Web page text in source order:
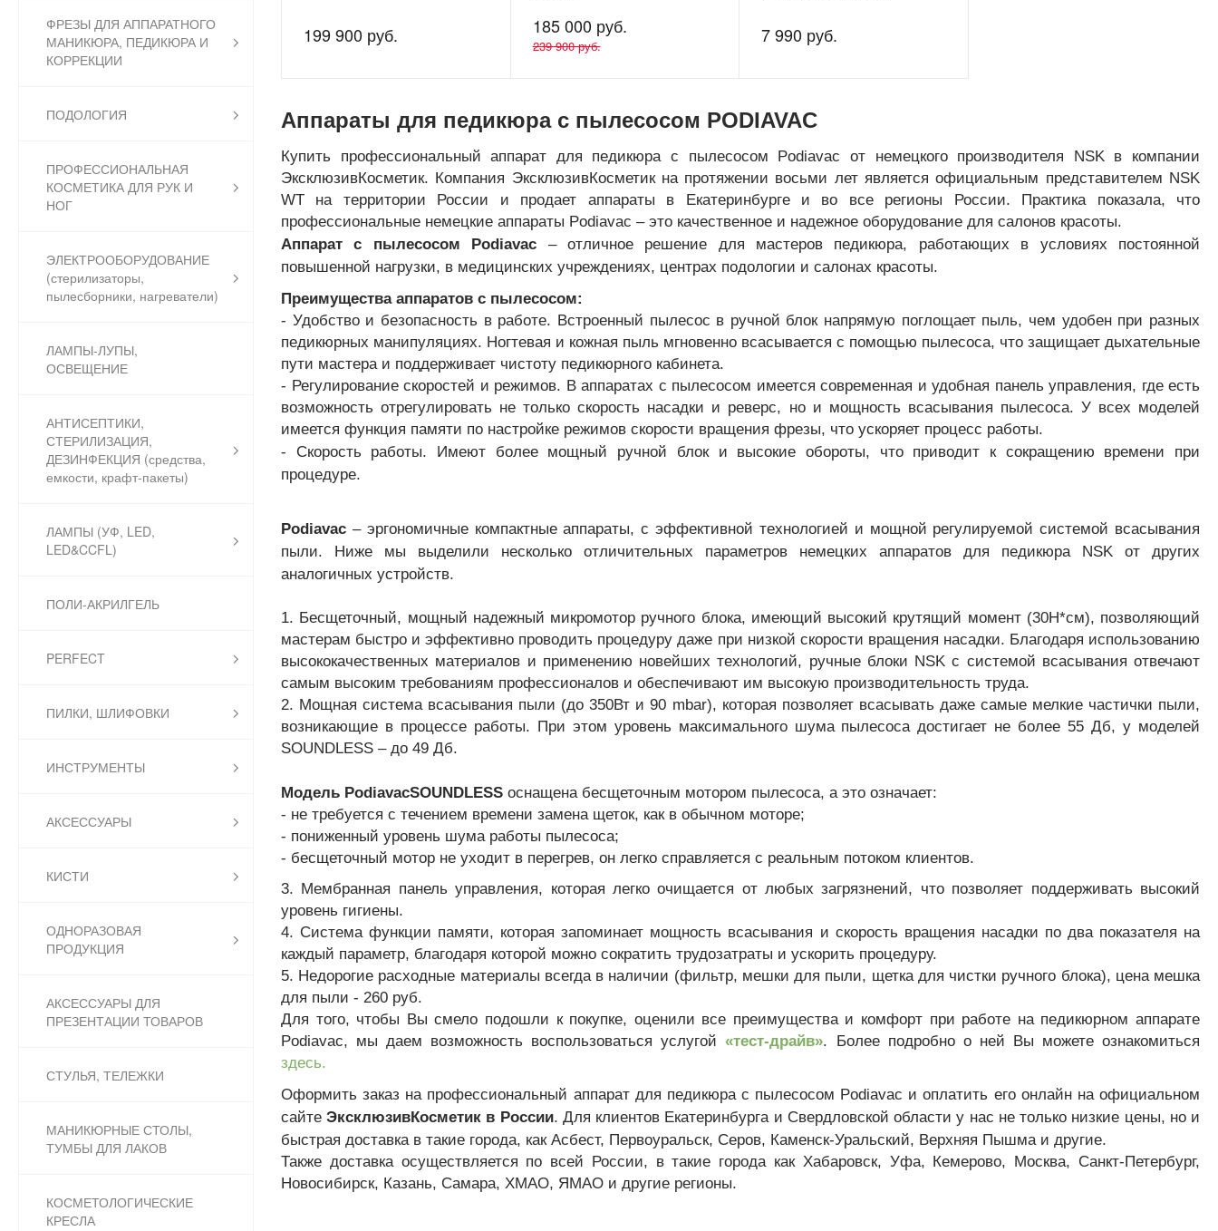
ФРЕЗЫ ДЛЯ АППАРАТНОГО
МАНИКЮРА, ПЕДИКЮРА И
КОРРЕКЦИИ
ПОДОЛОГИЯ
ПРОФЕССИОНАЛЬНАЯ
КОСМЕТИКА ДЛЯ РУК И
НОГ
ЭЛЕКТРООБОРУДОВАНИЕ
(стерилизаторы,
пылесборники, нагреватели)
ЛАМПЫ-ЛУПЫ,
ОСВЕЩЕНИЕ
АНТИСЕПТИКИ,
СТЕРИЛИЗАЦИЯ,
ДЕЗИНФЕКЦИЯ (средства,
емкости, крафт-пакеты)
ЛАМПЫ (УФ, LED,
LED&CCFL)
ПОЛИ-АКРИЛГЕЛЬ
PERFECT
ПИЛКИ, ШЛИФОВКИ
ИНСТРУМЕНТЫ
АКСЕССУАРЫ
КИСТИ
ОДНОРАЗОВАЯ
ПРОДУКЦИЯ
АКСЕССУАРЫ ДЛЯ
ПРЕЗЕНТАЦИИ ТОВАРОВ
СТУЛЬЯ, ТЕЛЕЖКИ
МАНИКЮРНЫЕ СТОЛЫ,
ТУМБЫ ДЛЯ ЛАКОВ
КОСМЕТОЛОГИЧЕСКИЕ
КРЕСЛА
199 900 руб. 185 000 руб.
239 900 руб.
MasterCombi / FlayBox /
7 990 руб.
Аппараты для педикюра с пылесосом PODIAVAC
Купить профессиональный аппарат для педикюра с пылесосом Podiavac от немецкого производителя NSK в компании
ЭксклюзивКосметик. Компания ЭксклюзивКосметик на протяжении восьми лет является официальным представителем NSK
WT на территории России и продает аппараты в Екатеринбурге и во все регионы России. Практика показала, что
профессиональные немецкие аппараты Podiavac – это качественное и надежное оборудование для салонов красоты.
Аппарат с пылесосом Podiavac – отличное решение для мастеров педикюра, работающих в условиях постоянной
повышенной нагрузки, в медицинских учреждениях, центрах подологии и салонах красоты.
Преимущества аппаратов с пылесосом:
- Удобство и безопасность в работе. Встроенный пылесос в ручной блок напрямую поглощает пыль, чем удобен при разных
педикюрных манипуляциях. Ногтевая и кожная пыль мгновенно всасывается с помощью пылесоса, что защищает дыхательные
пути мастера и поддерживает чистоту педикюрного кабинета.
- Регулирование скоростей и режимов. В аппаратах с пылесосом имеется современная и удобная панель управления, где есть
возможность отрегулировать не только скорость насадки и реверс, но и мощность всасывания пылесоса. У всех моделей
имеется функция памяти по настройке режимов скорости вращения фрезы, что ускоряет процесс работы.
- Скорость работы. Имеют более мощный ручной блок и высокие обороты, что приводит к сокращению времени при
процедуре.
Podiavac – эргономичные компактные аппараты, с эффективной технологией и мощной регулируемой системой всасывания
пыли. Ниже мы выделили несколько отличительных параметров немецких аппаратов для педикюра NSK от других
аналогичных устройств.
1. Бесщеточный, мощный надежный микромотор ручного блока, имеющий высокий крутящий момент (30H*см), позволяющий
мастерам быстро и эффективно проводить процедуру даже при низкой скорости вращения насадки. Благодаря использованию
высококачественных материалов и применению новейших технологий, ручные блоки NSK с системой всасывания отвечают
самым высоким требованиям профессионалов и обеспечивают им высокую производительность труда.
2. Мощная система всасывания пыли (до 350Вт и 90 mbar), которая позволяет всасывать даже самые мелкие частички пыли,
возникающие в процессе работы. При этом уровень максимального шума пылесоса достигает не более 55 Дб, у моделей
SOUNDLESS – до 49 Дб.
Модель PodiavacSOUNDLESS оснащена бесщеточным мотором пылесоса, а это означает:
- не требуется с течением времени замена щеток, как в обычном моторе;
- пониженный уровень шума работы пылесоса;
- бесщеточный мотор не уходит в перегрев, он легко справляется с реальным потоком клиентов.
3. Мембранная панель управления, которая легко очищается от любых загрязнений, что позволяет поддерживать высокий
уровень гигиены.
4. Система функции памяти, которая запоминает мощность всасывания и скорость вращения насадки по два показателя на
каждый параметр, благодаря которой можно сократить трудозатраты и ускорить процедуру.
5. Недорогие расходные материалы всегда в наличии (фильтр, мешки для пыли, щетка для чистки ручного блока), цена мешка
для пыли - 260 руб.
Для того, чтобы Вы смело подошли к покупке, оценили все преимущества и комфорт при работе на педикюрном аппарате
Podiavac, мы даем возможность воспользоваться услугой«тест-драйв». Более подробно о ней Вы можете ознакомиться
здесь.
Оформить заказ на профессиональный аппарат для педикюра с пылесосом Podiavac и оплатить его онлайн на официальном
сайтеЭксклюзивКосметик в России. Для клиентов Екатеринбурга и Свердловской области у нас не только низкие цены, но и
быстрая доставка в такие города, как Асбест, Первоуральск, Серов, Каменск-Уральский, Верхняя Пышма и другие.
Также доставка осуществляется по всей России, в такие города как Хабаровск, Уфа, Кемерово, Москва, Санкт-Петербург,
Новосибирск, Казань, Самара, ХМАО, ЯМАО и другие регионы.